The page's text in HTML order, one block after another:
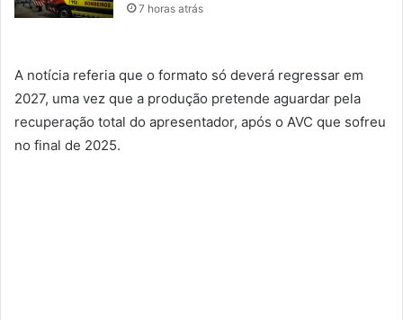
7 horas atrás
A notícia referia que o formato só deverá regressar em
2027, uma vez que a produção pretende aguardar pela
recuperação total do apresentador, após o AVC que sofreu
no final de 2025.